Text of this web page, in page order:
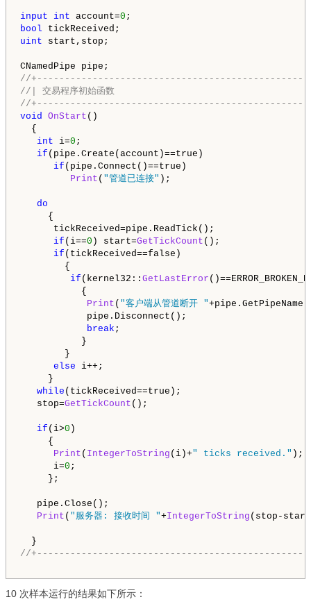
input int account=0
bool
uint start,stop;
//
//| 交易程序初始函数
//
void OnStart ()
{
int i=0 ;
if (pipe.Create(account)==true)
if (pipe.Connect()==true)
Print ( "管道已连接" );
do
{
tickReceived=pipe.ReadTick();
if (i==0 ) start=GetTickCount ();
if (tickReceived==false)
{
if (kernel32:: GetLastError
{
Print ( "客户端从管道断开 "
pipe.Disconnect();
break ;
}
}
else i++;
}
while (tickReceived==true);
stop=GetTickCount ();
if (i>0 )
{
Print ( IntegerToString (i)+" ticks received." );
i=0 ;
};
pipe.Close();
Print ( "服务器: 接收时间 "+IntegerToString (stop-
//
10 次样本运行的结果如下所示：